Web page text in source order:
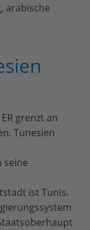
arabische
grenzt an
Tunesien
seine
ist Tunis.